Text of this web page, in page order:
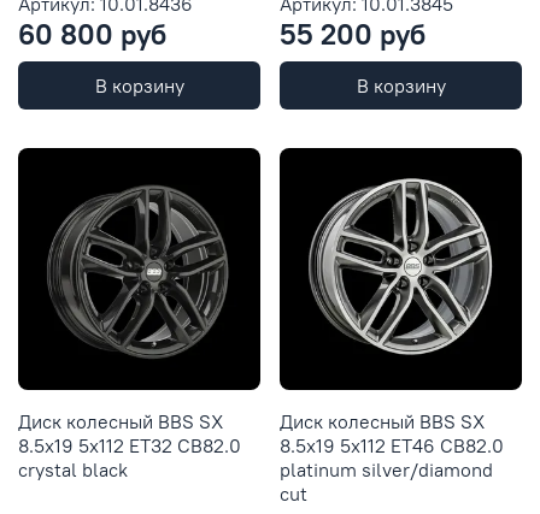
60 800 руб
В корзину
55 200 руб
В корзину
Диск колесный BBS SX
8.5x19 5x112 ET32 CB82.0
crystal black
Диск колесный BBS SX
8.5x19 5x112 ET46 CB82.0
platinum silver/diamond
cut